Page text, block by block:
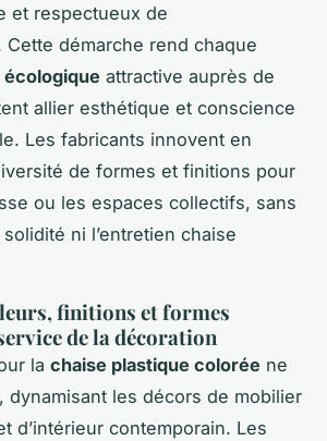
et respectueux de
Cette démarche rend chaque
attractive auprès de
allier esthétique et conscience
Les fabricants innovent en
de formes et finitions pour
ou les espaces collectifs, sans
ni l’entretien chaise
finitions et formes
de la décoration
la chaise plastique colorée ne
dynamisant les décors de mobilier
d’intérieur contemporain. Les